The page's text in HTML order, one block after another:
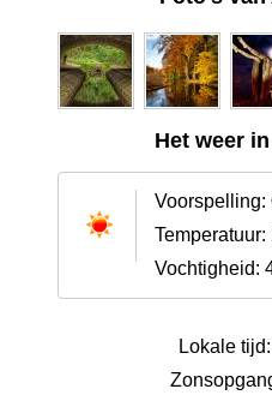
Het weer
Voorspelling:
Temperatuur:
Vochtigheid:
Lokale tijd: